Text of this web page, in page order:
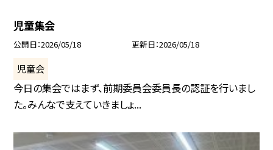
児童集会
公開日 2026/05/18 更新日 2026/05/18
児童会
今日の集会ではまず、前期委員会委員長の認証を行いまし
た。みんなで支えていきましょ...